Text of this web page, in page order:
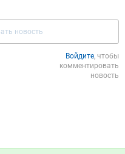
Войдите, чтобы
комментировать
новость